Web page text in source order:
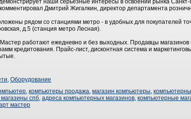
наши серьезные интересы в освоении рынка
Дмитрий Жигалкин, директор департамента
рядом со станциями метро - в удобных для покупателей
д.5 (станция метро Лесная).
работают ежедневно и без выходных. Продавцы
кредитования. Прайс-лист, дисконтная система и
, Оборудование
, компьютеры продажа, магазин компьютеры,
спб, адреса компьютерных магазинов, компьютерные
мастер